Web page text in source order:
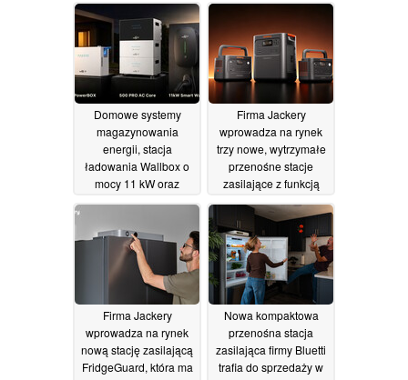
23/07/2026
typu „plug-and-play”
trafia na rynek24/06/2026
Domowe systemy
magazynowania
energii, stacja
ładowania Wallbox o
mocy 11 kW oraz
rozszerza swoją ofertę
produktów do
magazynowania
energii słonecznej
18/06/2026
Firma Jackery
wprowadza na rynek
trzy nowe, wytrzymałe
przenośne stacje
zasilające z funkcją
wynoszącym 10 ms
18/06/2026
Firma Jackery
wprowadza na rynek
nową stację zasilającą
FridgeGuard, która ma
Nowa kompaktowa
przenośna stacja
zasilająca firmy Bluetti
trafia do sprzedaży w